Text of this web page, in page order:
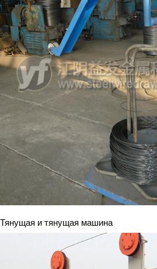
Тянущая и тянущая машина